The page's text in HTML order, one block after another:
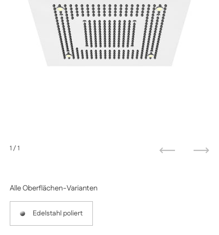
Alle Oberflächen-Varianten
Edelstahl poliert
1/ 1